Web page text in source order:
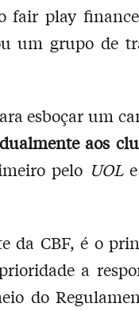
fair play
um grupo de
esboçar um
aos
pelo UOLe
da CBF, é o
a
do